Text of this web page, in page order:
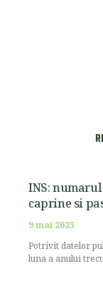
INS:
caprine si
9 mai 2025
Potrivit datelor
luna a anului